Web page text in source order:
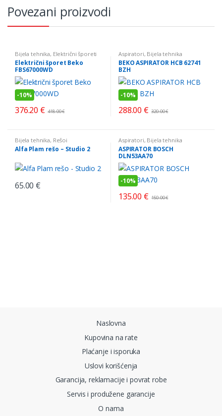
Povezani proizvodi
Bijela tehnika, Električni šporeti
Električni šporet Beko
FBS67000WD
-10%
376.20 € 418.00€
Aspiratori, Bijela tehnika
BEKO ASPIRATOR HCB 62741
BZH
-10%
288.00 € 320.00€
Bijela tehnika, Rešoi
Alfa Plam rešo – Studio 2
65.00 €
Aspiratori, Bijela tehnika
ASPIRATOR BOSCH
DLN53AA70
-10%
135.00 € 150.00€
Naslovna
Kupovina na rate
Plaćanje i isporuka
Uslovi korišćenja
Garancija, reklamacije i povrat robe
Servis i produžene garancije
O nama